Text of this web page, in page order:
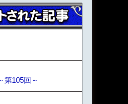
第105回～